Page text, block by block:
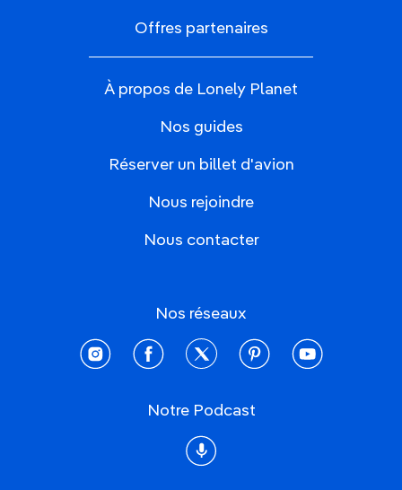
Offres partenaires
À propos de Lonely Planet
Nos guides
Réserver un billet d'avion
Nous rejoindre
Nous contacter
Nos réseaux
instagramfacebooktwitter pinterestyoutube
Notre Podcast
Podcast